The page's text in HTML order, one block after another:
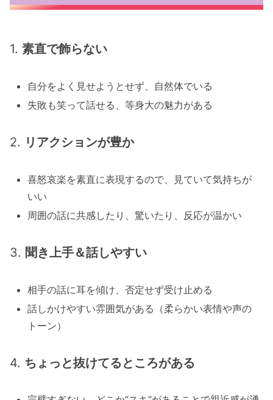
1. 素直で飾らない
自分をよく見せようとせず、自然体でいる
失敗も笑って話せる、等身大の魅力がある
2. リアクションが豊か
喜怒哀楽を素直に表現するので、見ていて気持ちが
いい
周囲の話に共感したり、驚いたり、反応が温かい
3. 聞き上手＆話しやすい
相手の話に耳を傾け、否定せず受け止める
話しかけやすい雰囲気がある（柔らかい表情や声の
トーン）
4. ちょっと抜けてるところがある